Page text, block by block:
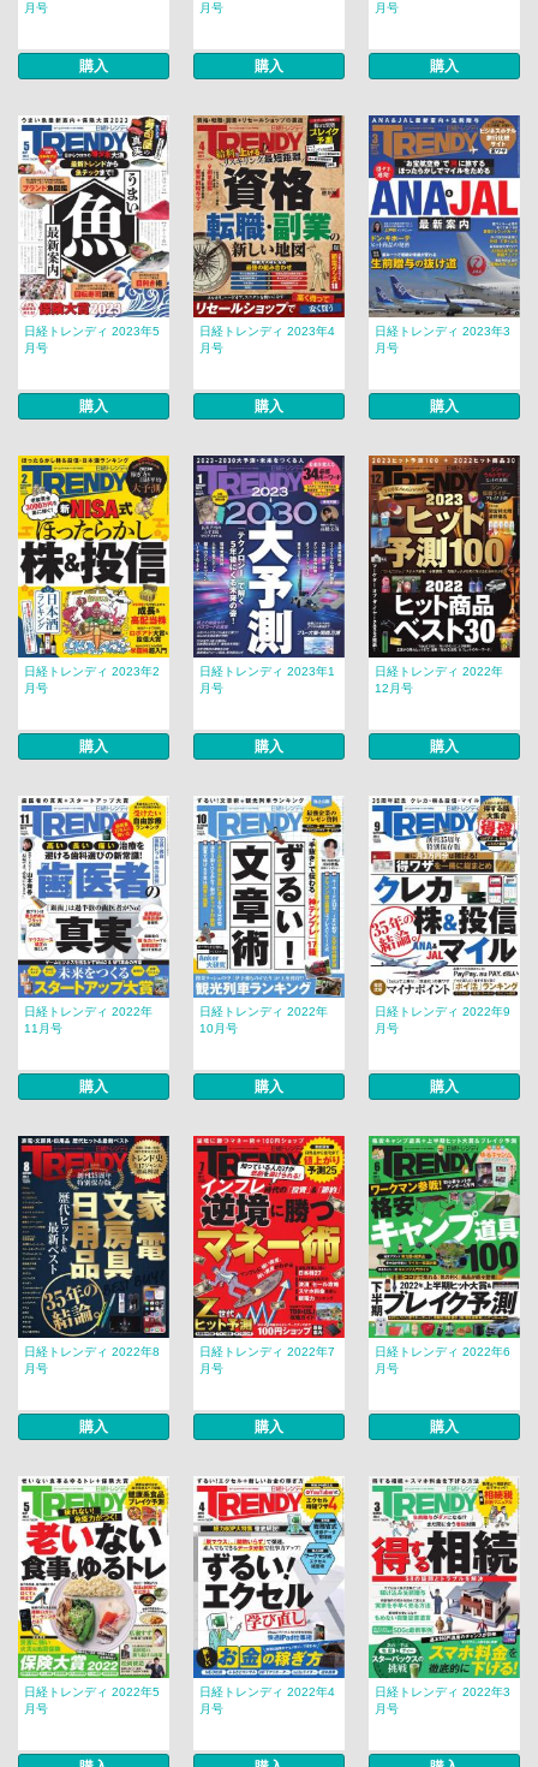
月号
購入
月号
購入
月号
購入
日経トレンディ 2023年5
月号
購入
日経トレンディ 2023年4
月号
購入
日経トレンディ 2023年3
月号
購入
日経トレンディ 2023年2
月号
購入
日経トレンディ 2023年1
月号
購入
日経トレンディ 2022年
12月号
購入
日経トレンディ 2022年
11月号
購入
日経トレンディ 2022年
10月号
購入
日経トレンディ 2022年9
月号
購入
日経トレンディ 2022年8
月号
購入
日経トレンディ 2022年7
月号
購入
日経トレンディ 2022年6
月号
購入
日経トレンディ 2022年5
月号
日経トレンディ 2022年4
月号
日経トレンディ 2022年3
月号